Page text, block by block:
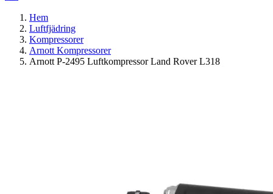
Hem
Luftfjädring
Kompressorer
Arnott Kompressorer
Arnott P-2495 Luftkompressor Land Rover L318